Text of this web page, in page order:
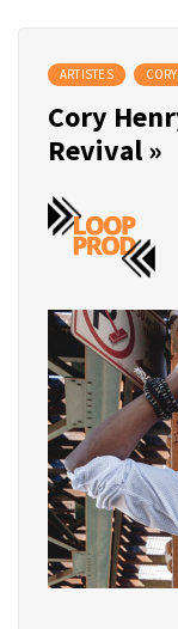
ARTISTES
Cory
Revival »